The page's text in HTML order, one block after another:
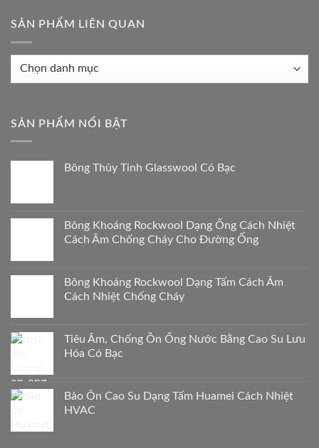
SẢN PHẨM LIÊN QUAN
Sản
SẢN PHẨM NỔI BẬT
Bông Thủy Tinh Glasswool Có Bạc
Bông Khoáng Rockwool Dạng Ống Cách Nhiệt
Cách Âm Chống Cháy Cho Đường Ống
Bông Khoáng Rockwool Dạng Tấm Cách Âm
Cách Nhiệt Chống Cháy
Tiêu Âm, Chống Ồn Ống Nước Bằng Cao Su Lưu
Hóa Có Bạc
Bảo Ôn Cao Su Dạng Tấm Huamei Cách Nhiệt
HVAC